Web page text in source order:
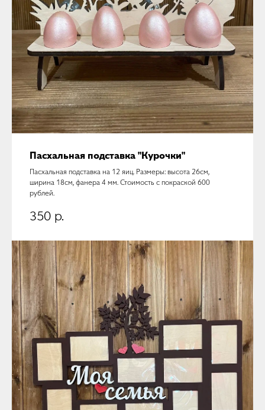
Пасхальная подставка "Курочки"
Пасхальная подставка на 12 яиц. Размеры: высота 26см,
ширина 18см, фанера 4 мм. Стоимость с покраской 600
рублей.
350 р.